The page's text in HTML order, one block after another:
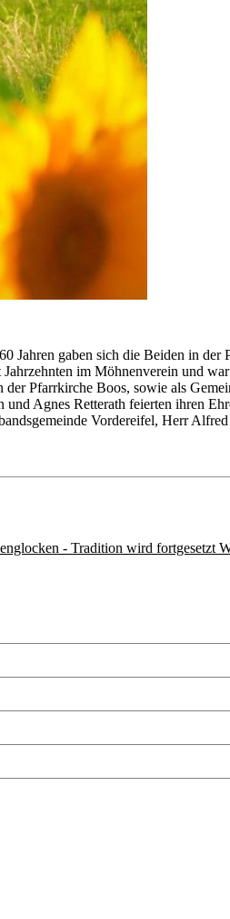
Jahren gaben sich die Beiden in
im Möhnenverein und
Pfarrkirche Boos, sowie als
Agnes Retterath feierten ihren
Vordereifel, Herr
- Tradition wird fortgesetzt